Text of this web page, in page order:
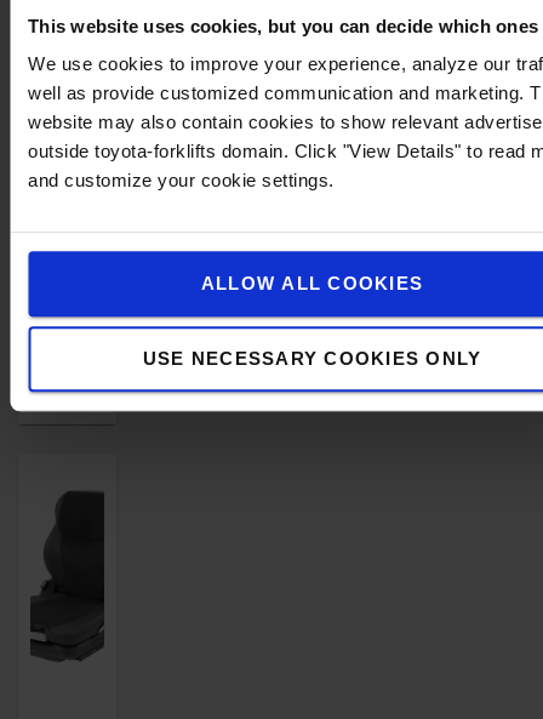
This website uses cookies, but you can decide which ones
We use cookies to improve your experience, analyze our
well as provide customized communication and marketing.
website may also contain cookies to show relevant
outside toyota-forklifts domain. Click "View Details" to read
and customize your cookie settings.
ALLOW ALL COOKIES
USE NECESSARY COOKIES ONLY
chaleur:
permanente
ou
chauffage
rapide
lombaire
intégré
COMMANDER